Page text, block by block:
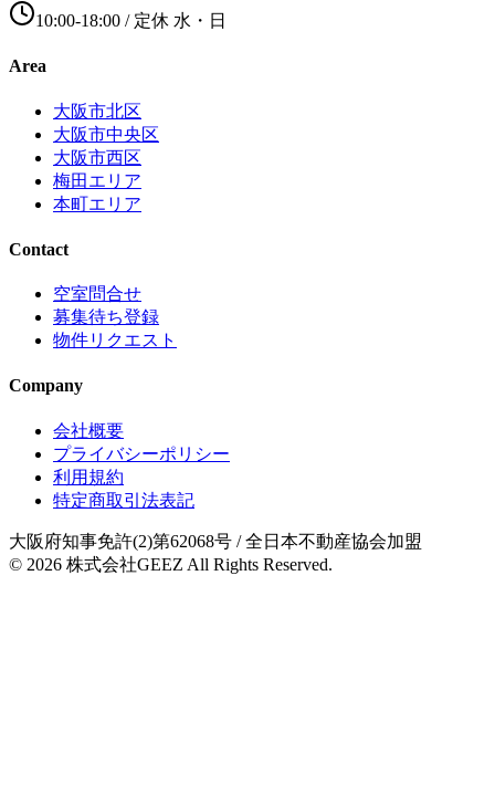
10:00-18:00 / 定休 水・日
Area
大阪市北区
大阪市中央区
大阪市西区
梅田エリア
本町エリア
Contact
空室問合せ
募集待ち登録
物件リクエスト
Company
会社概要
プライバシーポリシー
利用規約
特定商取引法表記
大阪府知事免許(2)第62068号 / 全日本不動産協会加盟
© 2026 株式会社GEEZ All Rights Reserved.